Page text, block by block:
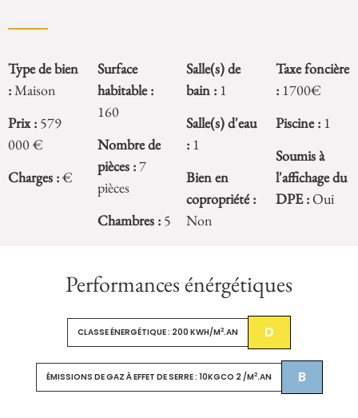
Type de bien
:Maison
Prix : 579
000 €
Charges :€
Surface
habitable :
160
Nombre de
pièces :7
pièces
Chambres :5
Salle(s) de
bain : 1
Salle(s) d'eau
: 1
Bien en
copropriété :
Non
Taxe foncière
:1700€
Piscine :1
Soumis à
l'affichage du
DPE :Oui
Performances énérgétiques
CLASSE ÉNERGÉTIQUE : 200 KWH/M2.AN D
ÉMISSIONS DE GAZ À EFFET DE SERRE : 10KGCO 2 /M2.AN B